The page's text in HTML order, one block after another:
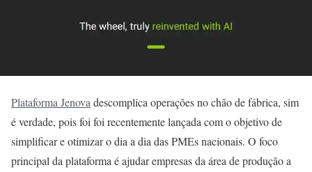
Plataforma Jenova descomplica operações no chão de fábrica, sim
é verdade, pois foi foi recentemente lançada com o objetivo de
simplificar e otimizar o dia a dia das PMEs nacionais. O foco
principal da plataforma é ajudar empresas da área de produção a